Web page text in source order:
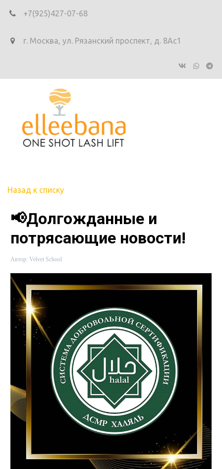
+7(925)427-07-68
г. Москва, ул. Рязанский проспект, д. 8Ас1
Назад к списку
📢Долгожданные и
потрясающие новости!
Автор: Velvet School